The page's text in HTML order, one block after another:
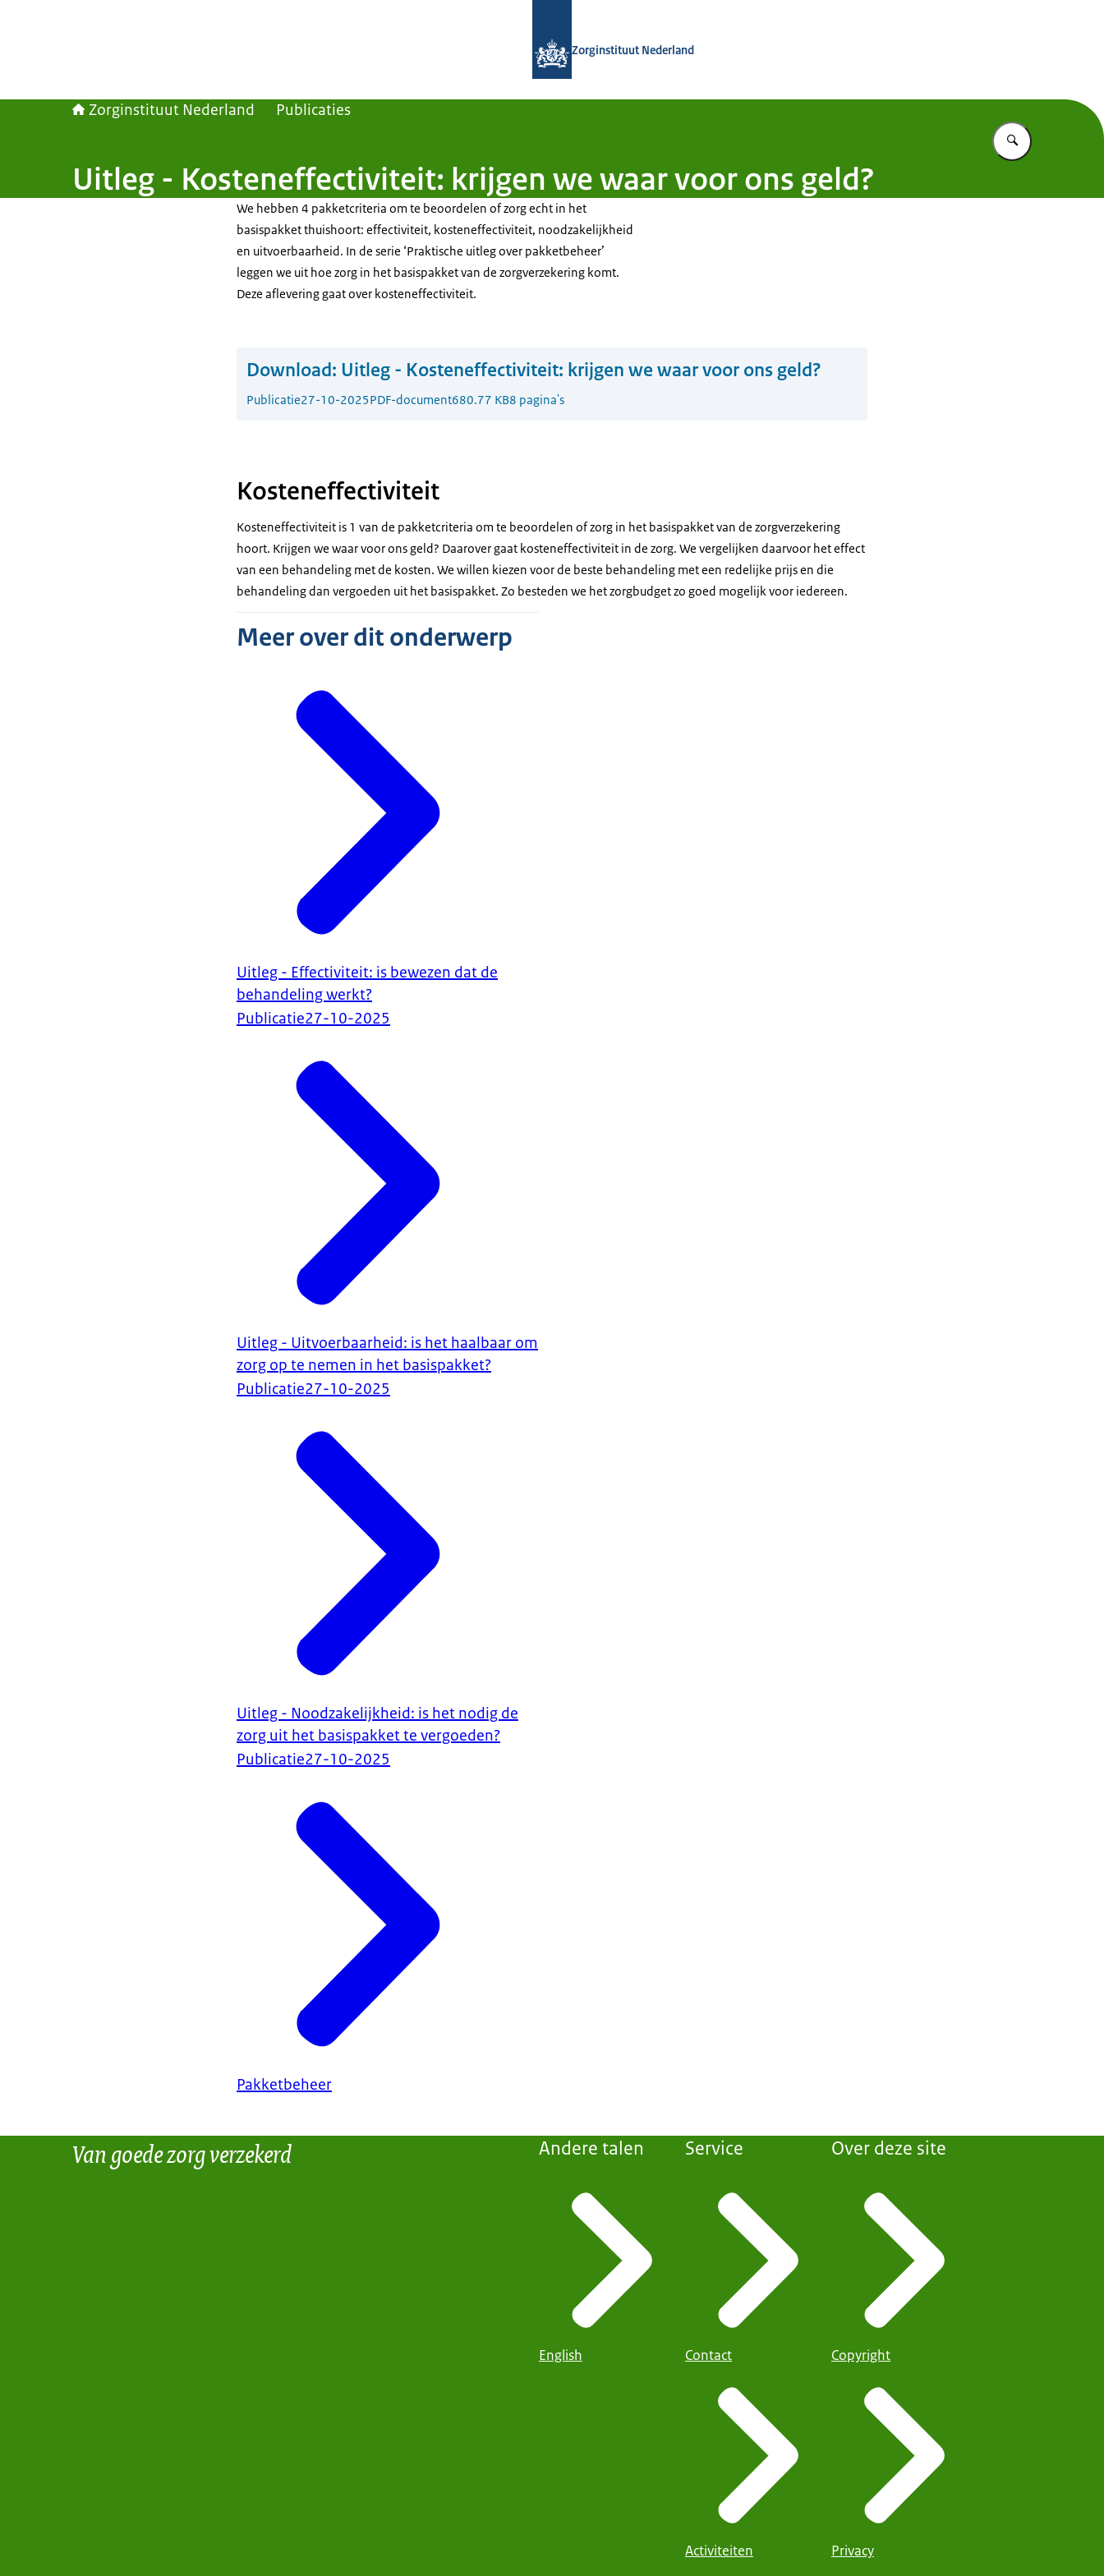
Zorginstituut Nederland
Zorginstituut Nederland Publicaties
Vul in wat u
Uitleg - Kosteneffectiviteit: krijgen we waar voor ons geld?
We hebben 4 pakketcriteria om te beoordelen of zorg echt in het
basispakket thuishoort: effectiviteit, kosteneffectiviteit, noodzakelijkheid
en uitvoerbaarheid. In de serie ‘Praktische uitleg over pakketbeheer’
leggen we uit hoe zorg in het basispakket van de zorgverzekering komt.
Deze aflevering gaat over kosteneffectiviteit.
Download: Uitleg - Kosteneffectiviteit: krijgen we waar voor ons geld?
Publicatie27-10-2025PDF-document680.77 KB8 pagina's
Kosteneffectiviteit
Kosteneffectiviteit is 1 van de pakketcriteria om te beoordelen of zorg in het basispakket van de zorgverzekering
hoort. Krijgen we waar voor ons geld? Daarover gaat kosteneffectiviteit in de zorg. We vergelijken daarvoor het effect
van een behandeling met de kosten. We willen kiezen voor de beste behandeling met een redelijke prijs en die
behandeling dan vergoeden uit het basispakket. Zo besteden we het zorgbudget zo goed mogelijk voor iedereen.
Meer over dit onderwerp
Uitleg - Effectiviteit: is bewezen dat de
behandeling werkt?
Publicatie27-10-2025
Uitleg - Uitvoerbaarheid: is het haalbaar om
zorg op te nemen in het basispakket?
Publicatie27-10-2025
Uitleg - Noodzakelijkheid: is het nodig de
zorg uit het basispakket te vergoeden?
Publicatie27-10-2025
Pakketbeheer
Van goede zorg verzekerd Andere talen
English
Service
Contact
Activiteiten
Over deze site
Copyright
Privacy